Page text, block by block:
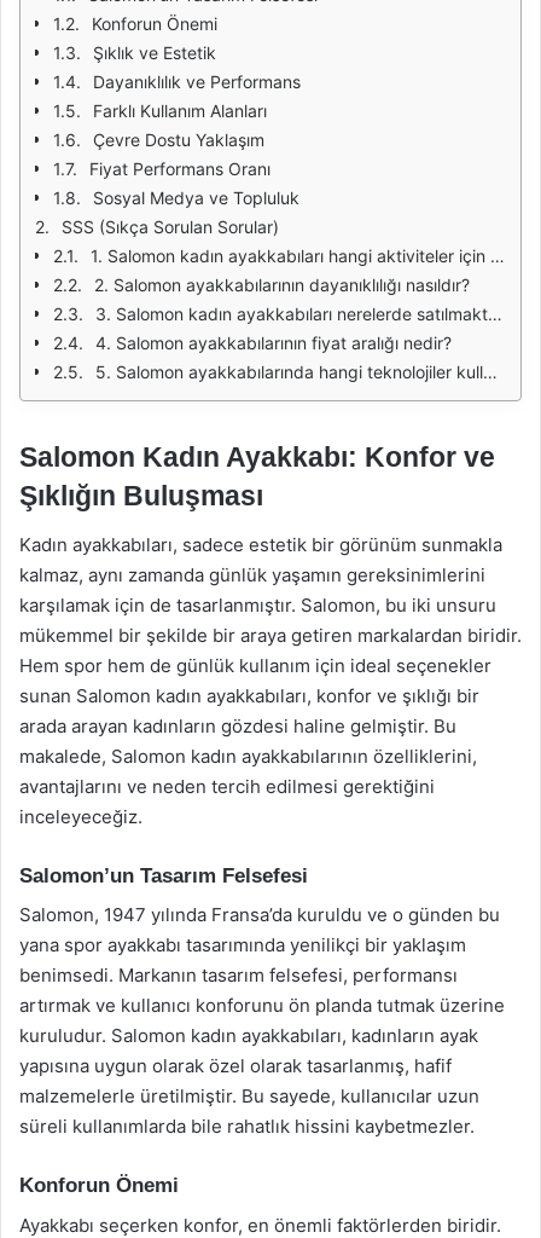
Konforun Önemi
Şıklık ve Estetik
Dayanıklılık ve Performans
Farklı Kullanım Alanları
Çevre Dostu Yaklaşım
Fiyat Performans Oranı
Sosyal Medya ve Topluluk
SSS (Sıkça Sorulan Sorular)
1. Salomon kadın ayakkabıları hangi aktiviteler için uygundur?
2. Salomon ayakkabılarının dayanıklılığı nasıldır?
3. Salomon kadın ayakkabıları nerelerde satılmaktadır?
4. Salomon ayakkabılarının fiyat aralığı nedir?
5. Salomon ayakkabılarında hangi teknolojiler kullanılıyor?
Salomon Kadın Ayakkabı: Konfor ve
Şıklığın Buluşması
Kadın ayakkabıları, sadece estetik bir görünüm sunmakla
kalmaz, aynı zamanda günlük yaşamın gereksinimlerini
karşılamak için de tasarlanmıştır. Salomon, bu iki unsuru
mükemmel bir şekilde bir araya getiren markalardan biridir.
Hem spor hem de günlük kullanım için ideal seçenekler
sunan Salomon kadın ayakkabıları, konfor ve şıklığı bir
arada arayan kadınların gözdesi haline gelmiştir. Bu
makalede, Salomon kadın ayakkabılarının özelliklerini,
avantajlarını ve neden tercih edilmesi gerektiğini
inceleyeceğiz.
Salomon’un Tasarım Felsefesi
Salomon, 1947 yılında Fransa’da kuruldu ve o günden bu
yana spor ayakkabı tasarımında yenilikçi bir yaklaşım
benimsedi. Markanın tasarım felsefesi, performansı
artırmak ve kullanıcı konforunu ön planda tutmak üzerine
kuruludur. Salomon kadın ayakkabıları, kadınların ayak
yapısına uygun olarak özel olarak tasarlanmış, hafif
malzemelerle üretilmiştir. Bu sayede, kullanıcılar uzun
süreli kullanımlarda bile rahatlık hissini kaybetmezler.
Konforun Önemi
Ayakkabı seçerken konfor, en önemli faktörlerden biridir.